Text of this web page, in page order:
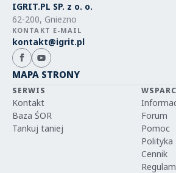
IGRIT.PL SP. z o. o.
62-200, Gniezno
KONTAKT E-MAIL
kontakt@igrit.pl
MAPA STRONY
SERWIS
Kontakt
Baza ŚOR
Tankuj taniej
Forum
Pomoc
Polityka
Cennik